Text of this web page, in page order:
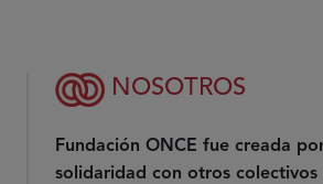
NOSOTROS
Fundación ONCE fue creada
solidaridad con otros colectivos